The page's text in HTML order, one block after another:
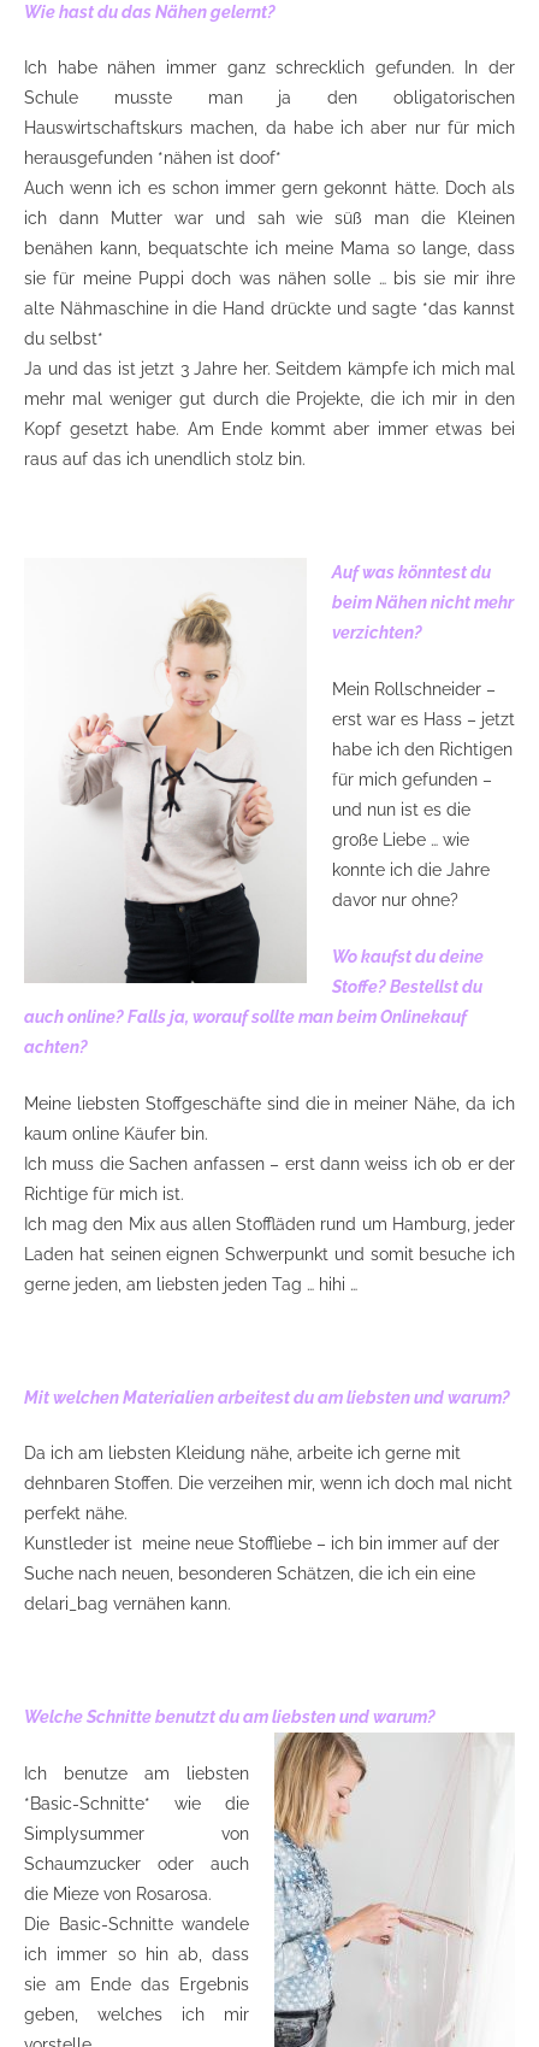
Wie hast du das Nähen gelernt?
Ich habe nähen immer ganz schrecklich gefunden. In der
Schule musste man ja den obligatorischen
Hauswirtschaftskurs machen, da habe ich aber nur für mich
herausgefunden *nähen ist doof*
Auch wenn ich es schon immer gern gekonnt hätte. Doch als
ich dann Mutter war und sah wie süß man die Kleinen
benähen kann, bequatschte ich meine Mama so lange, dass
sie für meine Puppi doch was nähen solle … bis sie mir ihre
alte Nähmaschine in die Hand drückte und sagte *das kannst
du selbst*
Ja und das ist jetzt 3 Jahre her. Seitdem kämpfe ich mich mal
mehr mal weniger gut durch die Projekte, die ich mir in den
Kopf gesetzt habe. Am Ende kommt aber immer etwas bei
raus auf das ich unendlich stolz bin.
Auf was könntest du
beim Nähen nicht mehr
verzichten?
Mein Rollschneider –
erst war es Hass – jetzt
habe ich den Richtigen
für mich gefunden –
und nun ist es die
große Liebe … wie
konnte ich die Jahre
davor nur ohne?
Wo kaufst du deine
Stoffe? Bestellst du
auch online? Falls ja, worauf sollte man beim Onlinekauf
achten?
Meine liebsten Stoffgeschäfte sind die in meiner Nähe, da ich
kaum online Käufer bin.
Ich muss die Sachen anfassen – erst dann weiss ich ob er der
Richtige für mich ist.
Ich mag den Mix aus allen Stoffläden rund um Hamburg, jeder
Laden hat seinen eignen Schwerpunkt und somit besuche ich
gerne jeden, am liebsten jeden Tag … hihi …
Mit welchen Materialien arbeitest du am liebsten und warum?
Da ich am liebsten Kleidung nähe, arbeite ich gerne mit
dehnbaren Stoffen. Die verzeihen mir, wenn ich doch mal nicht
perfekt nähe.
Kunstleder ist meine neue Stoffliebe – ich bin immer auf der
Suche nach neuen, besonderen Schätzen, die ich ein eine
delari_bag vernähen kann.
Welche Schnitte benutzt du am liebsten und warum?
Ich benutze am liebsten
*Basic-Schnitte* wie die
Simplysummer von
Schaumzucker oder auch
die Mieze von Rosarosa.
Die Basic-Schnitte wandele
ich immer so hin ab, dass
sie am Ende das Ergebnis
geben, welches ich mir